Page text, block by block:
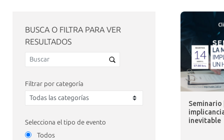
BUSCA O FILTRA PARA VER
RESULTADOS
Filtrar por categoría
Selecciona el tipo de evento
Todos
Seminario
inevitable